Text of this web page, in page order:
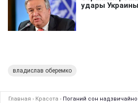
владислав оберемко
Главная › Красота › Поганий сон